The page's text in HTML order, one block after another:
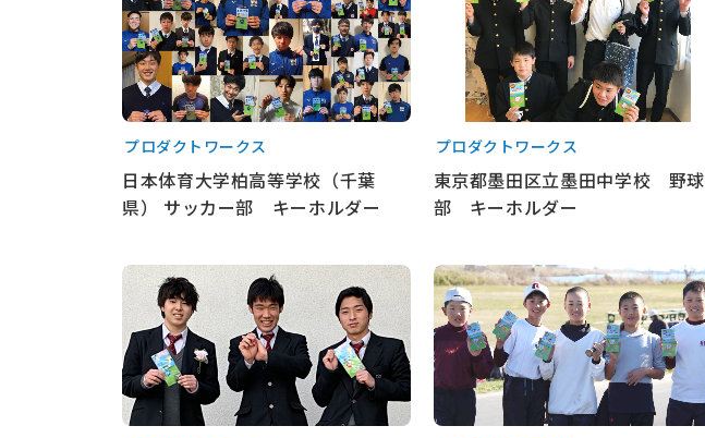
プロダクトワークス
日本体育大学柏高等学校（千葉
県） サッカー部 キーホルダー
プロダクトワークス
東京都墨田区立墨田中学校 野球
部 キーホルダー